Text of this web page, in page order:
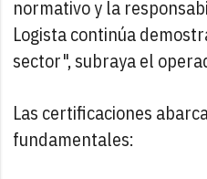
normativo y la
Logista continúa
sector", subraya el
Las certificaciones
fundamentales: